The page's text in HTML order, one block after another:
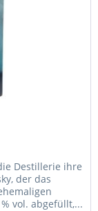
Destillerie ihre
der das
vol. abgefüllt,...